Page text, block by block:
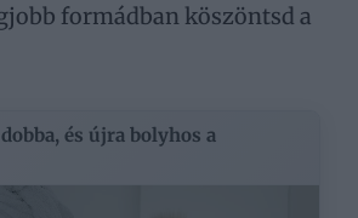
formádban köszöntsd a
és újra bolyhos a